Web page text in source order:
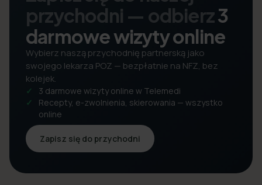
przychodni — odbierz3
darmowe wizyty online
Wybierz naszą przychodnię partnerską jako
swojego lekarza POZ — bezpłatnie na NFZ, bez
kolejek.
3 darmowe wizyty online w Telemedi
Recepty, e-zwolnienia, skierowania — wszystko
online
Zapisz się do przychodni